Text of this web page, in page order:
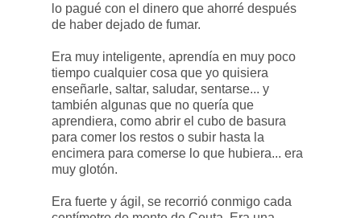
lo pagué con el dinero que ahorré después
de haber dejado de fumar.
Era muy inteligente, aprendía en muy poco
tiempo cualquier cosa que yo quisiera
enseñarle, saltar, saludar, sentarse... y
también algunas que no quería que
aprendiera, como abrir el cubo de basura
para comer los restos o subir hasta la
encimera para comerse lo que hubiera... era
muy glotón.
Era fuerte y ágil, se recorrió conmigo cada